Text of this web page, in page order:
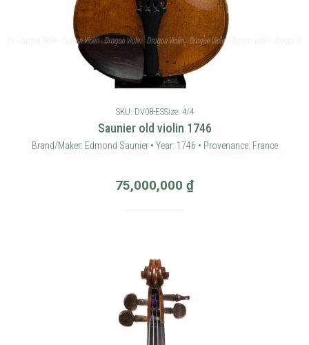
SKU: DV08-ESSize: 4/4
Saunier old violin 1746
Brand/Maker: Edmond Saunier • Year: 1746 • Provenance: France
75,000,000 ₫